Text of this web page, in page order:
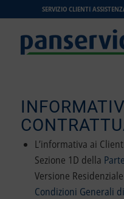
SERVIZIO CLIENTI
L’informativa ai
Sezione 1D della
Versione
Condizioni Generali